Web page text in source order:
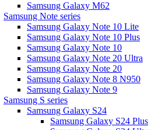
Samsung Galaxy M62
Samsung Note series
Samsung Galaxy Note 10 Lite
Samsung Galaxy Note 10 Plus
Samsung Galaxy Note 10
Samsung Galaxy Note 20 Ultra
Samsung Galaxy Note 20
Samsung Galaxy Note 8 N950
Samsung Galaxy Note 9
Samsung S series
Samsung Galaxy S24
Samsung Galaxy S24 Plus